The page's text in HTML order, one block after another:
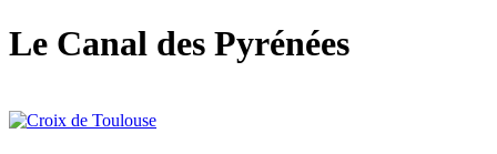
Le Canal des Pyrénées